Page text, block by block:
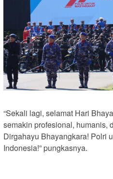
“Sekali lagi, selamat Hari
semakin profesional, humanis,
Dirgahayu Bhayangkara! Polri
Indonesia!” pungkasnya.